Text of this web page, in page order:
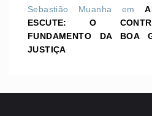
Sebastião Muanha em
ESCUTE: O
FUNDAMENTO DA BOA
JUSTIÇA